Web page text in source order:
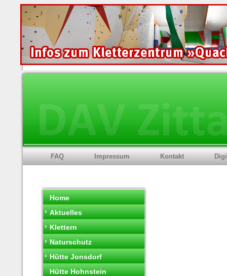
FAQ Impressum Kontakt
Home
› Aktuelles
› Klettern
› Naturschutz
› Hütte Jonsdorf
Hütte Hohnstein